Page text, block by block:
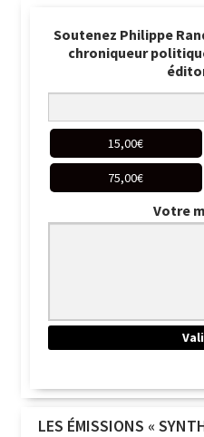
Soutenez Philippe
chroniqueur
15,00€
75,00€
Votre
LES ÉMISSIONS «